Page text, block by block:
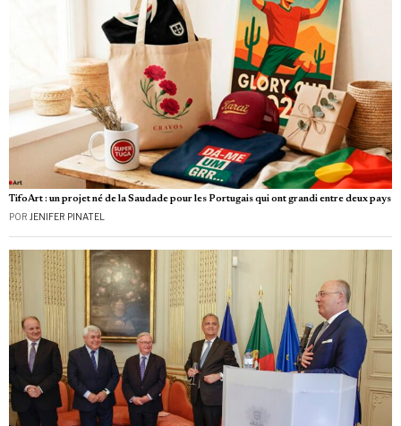
TifoArt : un projet né de la Saudade pour les Portugais qui ont grandi entre deux pays
POR JENIFER PINATEL